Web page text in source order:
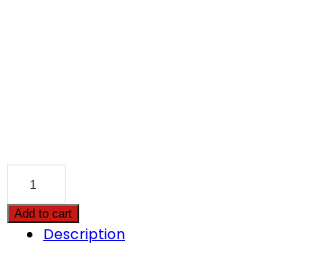
Continental
GTC
Add to cart
Description